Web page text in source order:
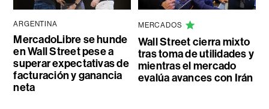
ARGENTINA
MercadoLibre se hunde
en Wall Street pese a
superar expectativas de
facturación y ganancia
neta
MERCADOS
Wall Street cierra mixto
tras toma de utilidades y
mientras el mercado
evalúa avances con Irán